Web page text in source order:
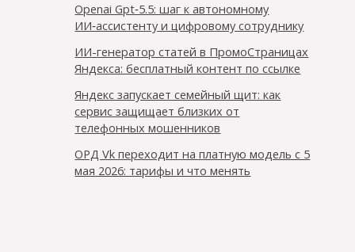
Openai Gpt‑5.5: шаг к автономному
ИИ‑ассистенту и цифровому сотруднику
ИИ-генератор статей в ПромоСтраницах
Яндекса: бесплатный контент по ссылке
Яндекс запускает семейный щит: как
сервис защищает близких от
телефонных мошенников
ОРД Vk переходит на платную модель с 5
мая 2026: тарифы и что менять